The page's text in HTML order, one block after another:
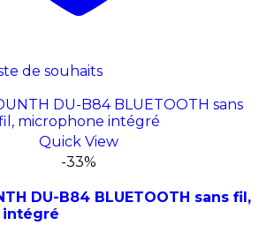
de souhaits
Quick View
-33%
DU-B84 BLUETOOTH sans fil,
intégré